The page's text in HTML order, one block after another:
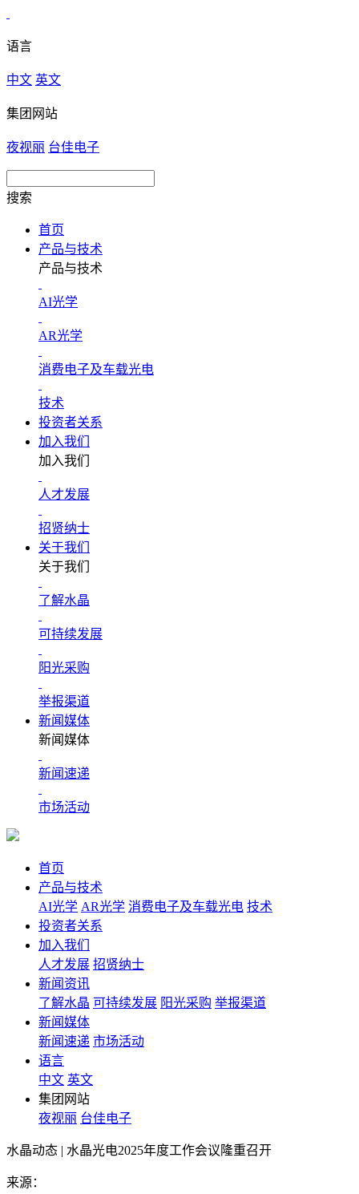
语言
中文 英文
集团网站
夜视丽 台佳电子
搜索
首页
产品与技术
产品与技术
AI光学
AR光学
消费电子及车载光电
技术
投资者关系
加入我们
加入我们
人才发展
招贤纳士
关于我们
关于我们
了解水晶
可持续发展
阳光采购
举报渠道
新闻媒体
新闻媒体
新闻速递
市场活动
首页
产品与技术
AI光学 AR光学 消费电子及车载光电 技术
投资者关系
加入我们
人才发展 招贤纳士
新闻资讯
了解水晶 可持续发展 阳光采购 举报渠道
新闻媒体
新闻速递 市场活动
语言
中文 英文
集团网站
夜视丽 台佳电子
水晶动态 | 水晶光电2025年度工作会议隆重召开
来源：